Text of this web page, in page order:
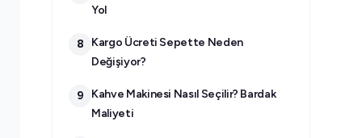
Yol
8
Kargo Ücreti Sepette Neden
Değişiyor?
9
Kahve Makinesi Nasıl Seçilir? Bardak
Maliyeti